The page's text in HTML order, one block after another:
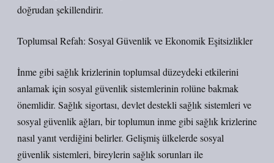
doğrudan şekillendirir.
Toplumsal Refah: Sosyal Güvenlik ve Ekonomik Eşitsizlikler
İnme gibi sağlık krizlerinin toplumsal düzeydeki etkilerini
anlamak için sosyal güvenlik sistemlerinin rolüne bakmak
önemlidir. Sağlık sigortası, devlet destekli sağlık sistemleri ve
sosyal güvenlik ağları, bir toplumun inme gibi sağlık krizlerine
nasıl yanıt verdiğini belirler. Gelişmiş ülkelerde sosyal
güvenlik sistemleri, bireylerin sağlık sorunları ile